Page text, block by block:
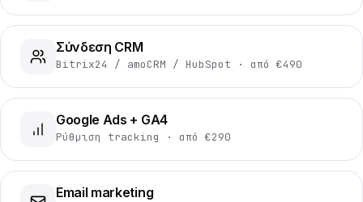
Σύνδεση CRM
Bitrix24 / amoCRM / HubSpot · από €490
Google Ads + GA4
Ρύθμιση tracking · από €290
Email marketing